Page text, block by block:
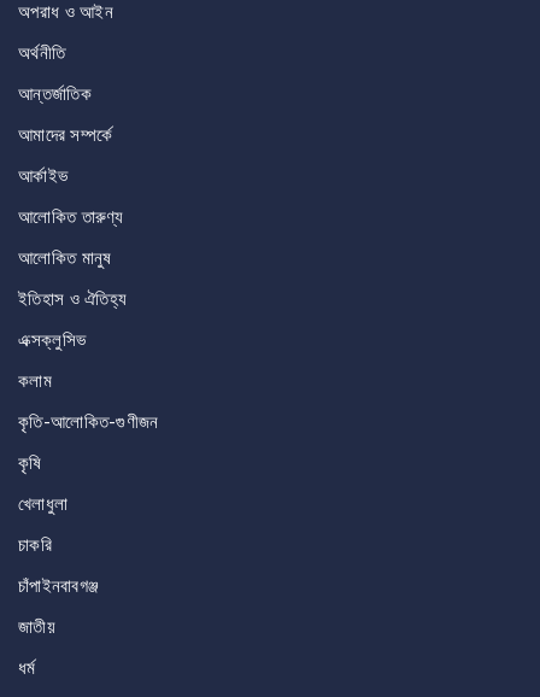
অপরাধ ও আইন
অর্থনীতি
আন্তর্জাতিক
আমাদের সম্পর্কে
আর্কাইভ
আলোকিত তারুণ্য
আলোকিত মানুষ
ইতিহাস ও ঐতিহ্য
এক্সক্লুসিভ
কলাম
কৃতি-আলোকিত-গুণীজন
কৃষি
খেলাধুলা
চাকরি
চাঁপাইনবাবগঞ্জ
জাতীয়
ধর্ম